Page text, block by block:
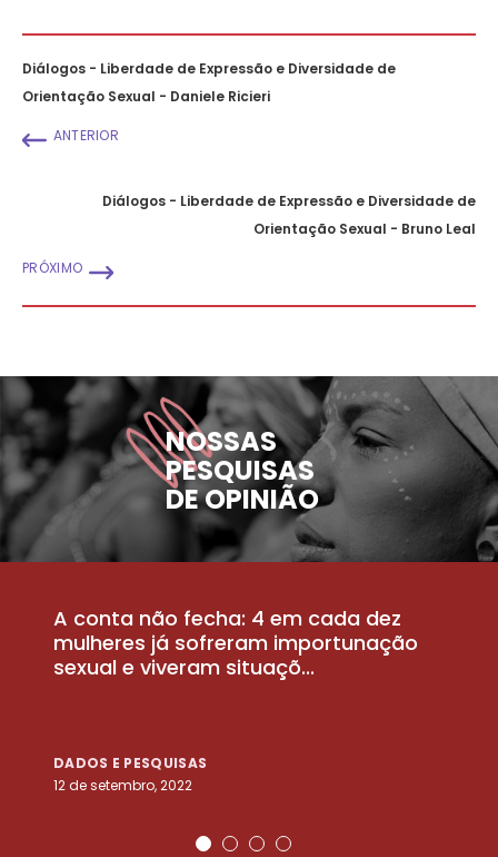
Diálogos - Liberdade de Expressão e Diversidade de
Orientação Sexual - Daniele Ricieri
ANTERIOR
Diálogos - Liberdade de Expressão e Diversidade de
Orientação Sexual - Bruno Leal
PRÓXIMO
NOSSAS
PESQUISAS
DE OPINIÃO
A conta não fecha: 4 em cada dez
mulheres já sofreram importunação
sexual e viveram situaçõ...
DADOS E PESQUISAS
12 de setembro, 2022